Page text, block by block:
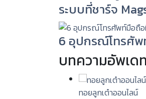
ระบบที่ชาร์จ
6 อุปกรณ์โทรศัพ
บทความอัพเดท
ทอยลูกเต๋าออนไลน์